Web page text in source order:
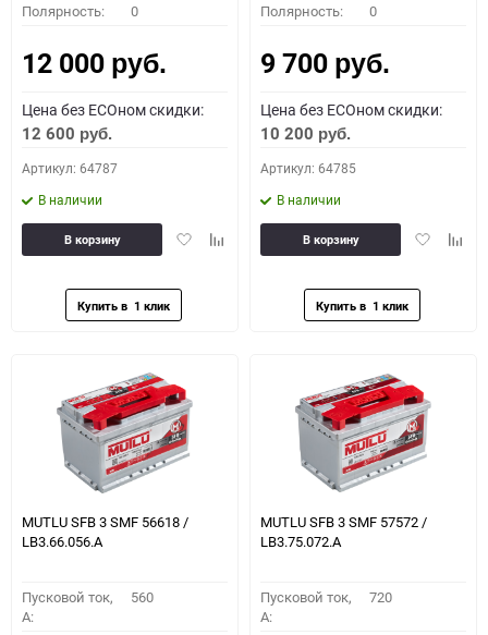
Полярность: 0
12 000 руб.
Цена без ECOном скидки:
12 600 руб.
Артикул: 64787
В наличии
ДобавитьДобавить
В корзину
Полярность: 0
9 700 руб.
Цена без ECOном скидки:
10 200 руб.
Артикул: 64785
В наличии
Добавить
В корзину
MUTLU SFB 3 SMF 56618 /
LB3.66.056.A
Пусковой ток,
A:
560
MUTLU SFB 3 SMF 57572 /
LB3.75.072.A
Пусковой ток,
A:
720